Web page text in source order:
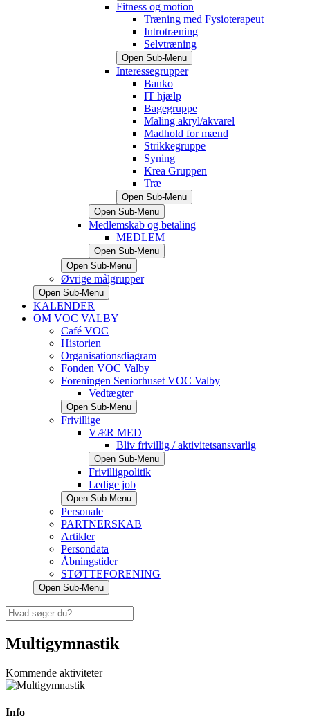
Fitness og motion
Træning med Fysioterapeut
Introtræning
Selvtræning
Open Sub-Menu
Interessegrupper
Banko
IT hjælp
Bagegruppe
Maling akryl/akvarel
Madhold for mænd
Strikkegruppe
Syning
Krea Gruppen
Træ
Open Sub-Menu
Open Sub-Menu
Medlemskab og betaling
MEDLEM
Open Sub-Menu
Open Sub-Menu
Øvrige målgrupper
Open Sub-Menu
KALENDER
OM VOC VALBY
Café VOC
Historien
Organisationsdiagram
Fonden VOC Valby
Foreningen Seniorhuset VOC Valby
Vedtægter
Open Sub-Menu
Frivillige
VÆR MED
Bliv frivillig / aktivitetsansvarlig
Open Sub-Menu
Frivilligpolitik
Ledige job
Open Sub-Menu
Personale
PARTNERSKAB
Artikler
Persondata
Åbningstider
STØTTEFORENING
Open Sub-Menu
Multigymnastik
Kommende aktiviteter
Info